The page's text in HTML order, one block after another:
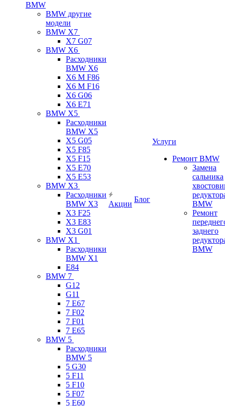
BMW
BMW другие
модели
BMW X7
X7 G07
BMW X6
Расходники
BMW X6
X6 M F86
X6 M F16
X6 G06
X6 E71
BMW X5
Расходники
BMW X5
X5 G05
X5 F85
X5 F15
X5 E70
X5 E53
BMW X3
Расходники
BMW X3
X3 F25
X3 E83
X3 G01
BMW X1
Расходники
BMW X1
E84
BMW 7
G12
G11
7 Е67
7 F02
7 F01
7 E65
BMW 5
Расходники
BMW 5
5 G30
5 F11
5 F10
5 F07
5 E60
Акции
Блог
Услуги
Ремонт BMW
Замена
сальника
BMW
Ремонт
заднего
BMW